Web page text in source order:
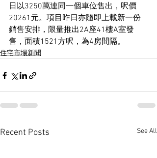
日以3250萬連同一個車位售出，呎價
20261元。項目昨日亦隨即上載新一份
銷售安排，限量推出2A座41樓A室發
售，面積1521方呎，為4房間隔。
住宅市場新聞
Recent Posts See All